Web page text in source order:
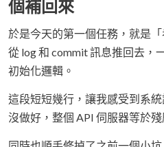
個補回來
於是今天的第一個任務，就是「
從 log 和 commit 訊息推回去，
初始化邏輯。
這段短短幾行，讓我感受到系
沒做好，整個 API 伺服器等於殘